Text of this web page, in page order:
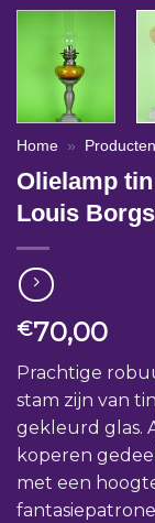
Home » Producten
Olielamp
Louis
€70,00
Prachtige
stam zijn van
gekleurd glas.
koperen
met een